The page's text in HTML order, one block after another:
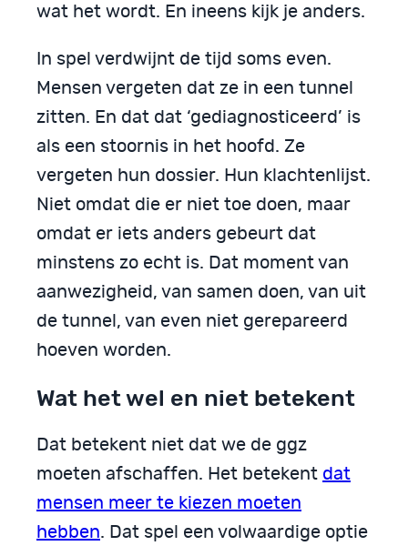
wat het wordt. En ineens kijk je anders.
In spel verdwijnt de tijd soms even.
Mensen vergeten dat ze in een tunnel
zitten. En dat dat ‘gediagnosticeerd’ is
als een stoornis in het hoofd. Ze
vergeten hun dossier. Hun klachtenlijst.
Niet omdat die er niet toe doen, maar
omdat er iets anders gebeurt dat
minstens zo echt is. Dat moment van
aanwezigheid, van samen doen, van uit
de tunnel, van even niet gerepareerd
hoeven worden.
Wat het wel en niet betekent
Dat betekent niet dat we de ggz
moeten afschaffen. Het betekent dat
mensen meer te kiezen moeten
hebben. Dat spel een volwaardige optie